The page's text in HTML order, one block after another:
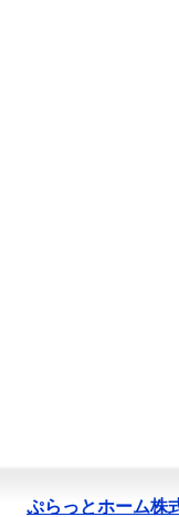
ぷらっとホーム株